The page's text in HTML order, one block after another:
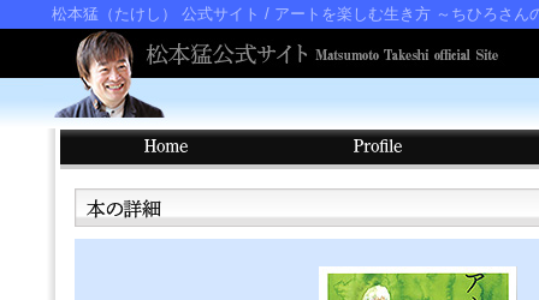
松本猛（たけし） 公式サイト / アートを楽しむ生き方 ～ちひろさん